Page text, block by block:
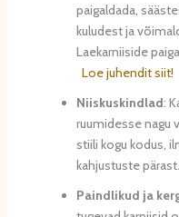
paigaldada,
kuludest ja
Laekarniiside
Loe juhendit siit!
Niiskuskindlad:
ruumidesse nagu
stiili kogu kodus,
kahjustuste pärast.
Paindlikud ja